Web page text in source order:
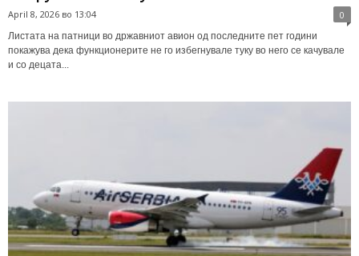
April 8, 2026 во 13:04 0
Листата на патници во државниот авион од последните пет години
покажува дека функционерите не го избегнувале туку во него се качувале
и со децата...